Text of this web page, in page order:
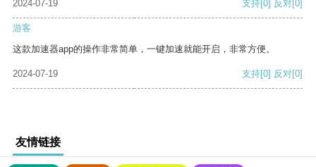
2024-07-19 支持[0] 反对[0]
游客
这款加速器app的操作非常简单，一键加速就能开启，非常方便。
2024-07-19 支持[0] 反对[0]
友情链接